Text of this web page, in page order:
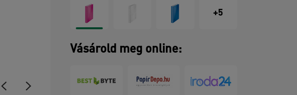
+5
Vásárold meg online: